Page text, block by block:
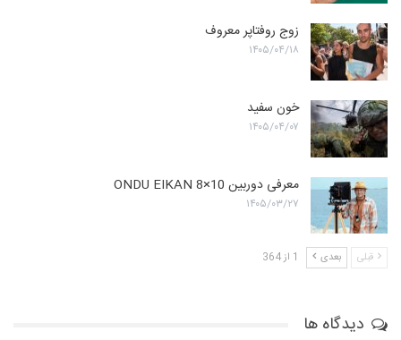
زوج روفتاپر معروف
۱۴۰۵/۰۴/۱۸
خون سفید
۱۴۰۵/۰۴/۰۷
معرفی دوربین ONDU EIKAN 8×10
۱۴۰۵/۰۳/۲۷
قبلی بعدی 1 از 364
دیدگاه ها